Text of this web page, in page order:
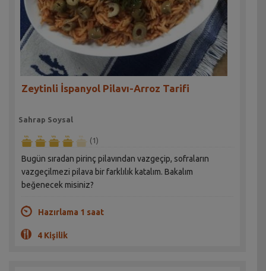
Zeytinli İspanyol Pilavı-Arroz Tarifi
Sahrap Soysal
(1)
Bugün sıradan pirinç pilavından vazgeçip, sofraların
vazgeçilmezi pilava bir farklılık katalım. Bakalım
beğenecek misiniz?
Hazırlama 1 saat
4 Kişilik